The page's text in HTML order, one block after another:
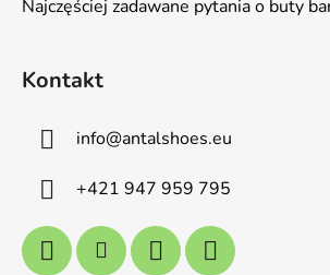
Najczęściej zadawane pytania o buty
Kontakt
info@antalshoes.eu
+421 947 959 795